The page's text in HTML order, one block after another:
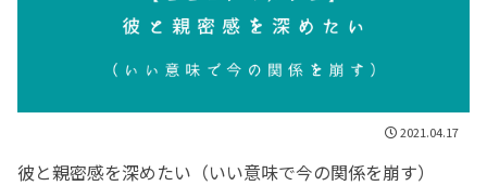
2021.04.17
彼と親密感を深めたい（いい意味で今の関係を崩す）